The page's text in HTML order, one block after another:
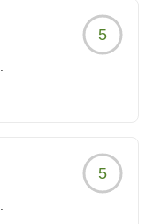
5
5